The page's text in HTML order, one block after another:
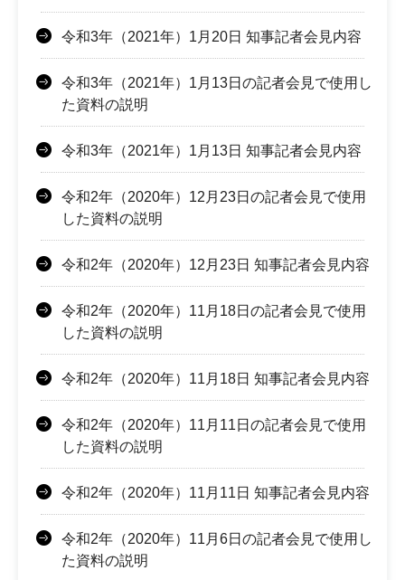
令和3年（2021年）1月20日 知事記者会見内容
令和3年（2021年）1月13日の記者会見で使用し
た資料の説明
令和3年（2021年）1月13日 知事記者会見内容
令和2年（2020年）12月23日の記者会見で使用
した資料の説明
令和2年（2020年）12月23日 知事記者会見内容
令和2年（2020年）11月18日の記者会見で使用
した資料の説明
令和2年（2020年）11月18日 知事記者会見内容
令和2年（2020年）11月11日の記者会見で使用
した資料の説明
令和2年（2020年）11月11日 知事記者会見内容
令和2年（2020年）11月6日の記者会見で使用し
た資料の説明